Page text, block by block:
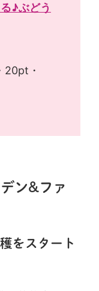
♪ぶどう
・
ン&ファ
をスタート